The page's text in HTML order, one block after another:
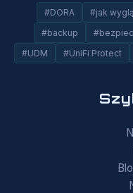
#DORA #jak
#backup
#UDM
#UniFi Protect